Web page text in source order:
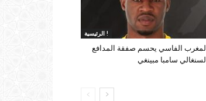
الرئيسية !
المغرب الفاسي يحسم صفقة المدافع
السنغالي سامبا مبينغي